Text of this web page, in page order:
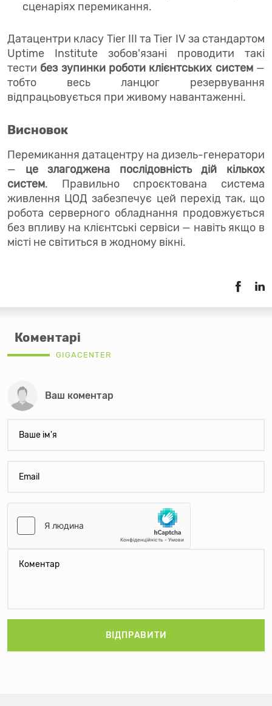
сценаріях перемикання.
Датацентри класу Tier III та Tier IV за стандартом
Uptime Institute зобов'язані проводити такі
тести без зупинки роботи клієнтських систем—
тобто весь ланцюг резервування
відпрацьовується при живому навантаженні.
Висновок
Перемикання датацентру на дизель-генератори
— це злагоджена послідовність дій кількох
систем. Правильно спроєктована система
живлення ЦОД забезпечує цей перехід так, що
робота серверного обладнання продовжується
без впливу на клієнтські сервіси — навіть якщо в
місті не світиться в жодному вікні.
Коментарі
GIGACENTER
Ваш коментар
ВІДПРАВИТИ